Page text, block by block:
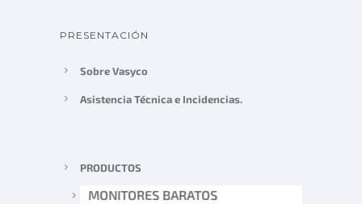
PRESENTACIÓN
Sobre Vasyco
Asistencia Técnica e Incidencias.
PRODUCTOS
MONITORES BARATOS